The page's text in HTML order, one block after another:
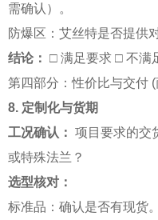
需确认）。
防爆区：艾丝特是否提供
结论： □ 满足要求 □ 不满
第四部分：性价比与交付
8. 定制化与货期
工况确认： 项目要求的交
或特殊法兰？
选型核对：
标准品：确认是否有现货。